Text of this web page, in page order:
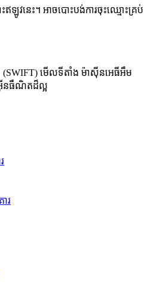
វនេះ។ អាចបោះបង់ការចុះឈ្មោះគ្រប់
(SWIFT) មើលទីតាំង ម៉ាស៊ីនអេធីអឹម
អ៊ីនធឺណិតដ៏ល្អ
រ